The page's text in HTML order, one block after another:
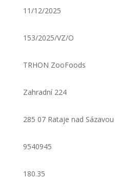
11/12/2025
153/2025/VZ/O
TRHON ZooFoods
Zahradní 224
285 07 Rataje nad Sázavou
9540945
180.35